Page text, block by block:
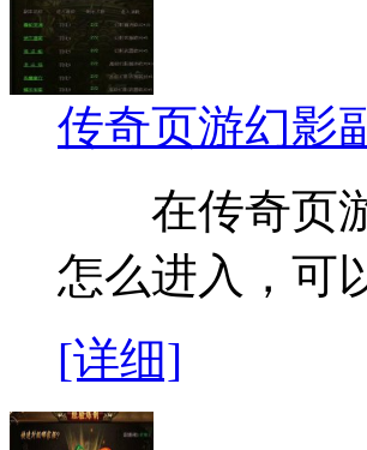
传奇页游幻影
在传奇页游
怎么进入，
[详细]